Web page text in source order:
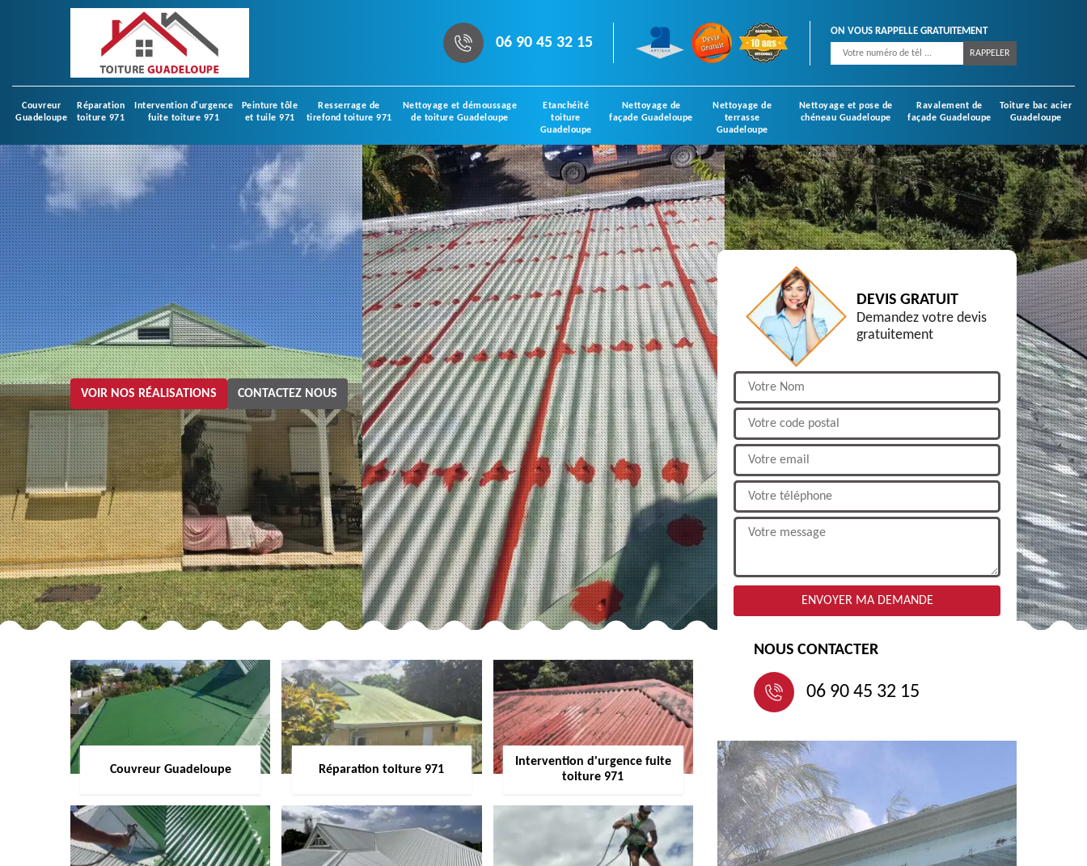
06 90 45 32 15
ON VOUS RAPPELLE GRATUITEMENT
Couvreur
Guadeloupe
Réparation
toiture 971
Intervention d'urgence
fuite toiture 971
Peinture tôle
et tuile 971
Resserrage de
tirefond toiture 971
Nettoyage et démoussage
de toiture Guadeloupe
Etanchéité
toiture
Guadeloupe
Nettoyage de
façade Guadeloupe
Nettoyage de
terrasse
Guadeloupe
Nettoyage et pose de
chéneau Guadeloupe
Ravalement de
façade Guadeloupe
Toiture bac acier
Guadeloupe
VOIR NOS RÉALISATIONS CONTACTEZ NOUS
Couvreur Guadeloupe Réparation toiture 971
Intervention d'urgence fuite
toiture 971
DEVIS GRATUIT
Demandez votre devis
gratuitement
NOUS CONTACTER
06 90 45 32 15